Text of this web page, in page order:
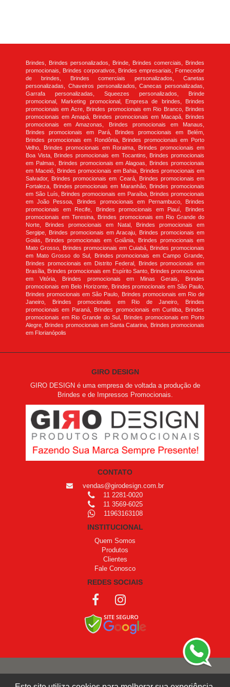
Brindes, Brindes personalizados, Brinde, Brindes comerciais, Brindes
promocionais, Brindes corporativos, Brindes empresariais, Fornecedor
de brindes, Brindes comerciais personalizados, Canetas
personalizadas, Chaveiros personalizados, Canecas personalizadas,
Garrafa personalizadas, Squeezes personalizados, Brinde
promocional, Marketing promocional, Empresa de brindes, Brindes
promocionais em Acre, Brindes promocionais em Rio Branco, Brindes
promocionais em Amapá, Brindes promocionais em Macapá, Brindes
promocionais em Amazonas, Brindes promocionais em Manaus,
Brindes promocionais em Pará, Brindes promocionais em Belém,
Brindes promocionais em Rondônia, Brindes promocionais em Porto
Velho, Brindes promocionais em Roraima, Brindes promocionais em
Boa Vista, Brindes promocionais em Tocantins, Brindes promocionais
em Palmas, Brindes promocionais em Alagoas, Brindes promocionais
em Maceió, Brindes promocionais em Bahia, Brindes promocionais em
Salvador, Brindes promocionais em Ceará, Brindes promocionais em
Fortaleza, Brindes promocionais em Maranhão, Brindes promocionais
em São Luís, Brindes promocionais em Paraíba, Brindes promocionais
em João Pessoa, Brindes promocionais em Pernambuco, Brindes
promocionais em Recife, Brindes promocionais em Piauí, Brindes
promocionais em Teresina, Brindes promocionais em Rio Grande do
Norte, Brindes promocionais em Natal, Brindes promocionais em
Sergipe, Brindes promocionais em Aracaju, Brindes promocionais em
Goiás, Brindes promocionais em Goiânia, Brindes promocionais em
Mato Grosso, Brindes promocionais em Cuiabá, Brindes promocionais
em Mato Grosso do Sul, Brindes promocionais em Campo Grande,
Brindes promocionais em Distrito Federal, Brindes promocionais em
Brasília, Brindes promocionais em Espírito Santo, Brindes promocionais
em Vitória, Brindes promocionais em Minas Gerais, Brindes
promocionais em Belo Horizonte, Brindes promocionais em São Paulo,
Brindes promocionais em São Paulo, Brindes promocionais em Rio de
Janeiro, Brindes promocionais em Rio de Janeiro, Brindes
promocionais em Paraná, Brindes promocionais em Curitiba, Brindes
promocionais em Rio Grande do Sul, Brindes promocionais em Porto
Alegre, Brindes promocionais em Santa Catarina, Brindes promocionais
em Florianópolis
GIRO DESIGN
GIRO DESIGN é uma empresa de voltada a produção de
Brindes e de Impressos Promocionais.
CONTATO
vendas@girodesign.com.br
11 2281-0020
11 3569-6025
11963163108
INSTITUCIONAL
Quem Somos
Produtos
Clientes
Fale Conosco
REDES SOCIAIS